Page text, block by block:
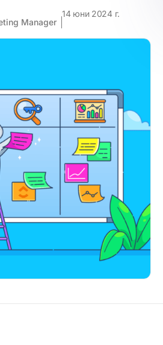
Manager
14 юни 2024 г.